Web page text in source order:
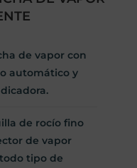
de vapor con
automático y
de rocío fino
de vapor
tipo de